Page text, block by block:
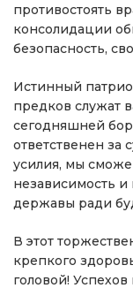
противостоять
консолидации
безопасность,
Истинный
предков служат
сегодняшней
ответственен за
усилия, мы
независимость
державы ради
В этот
крепкого
головой!